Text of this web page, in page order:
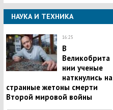
НАУКА И ТЕХНИКА
16:25
В
Великобрита
нии ученые
наткнулись на
странные жетоны смерти
Второй мировой войны